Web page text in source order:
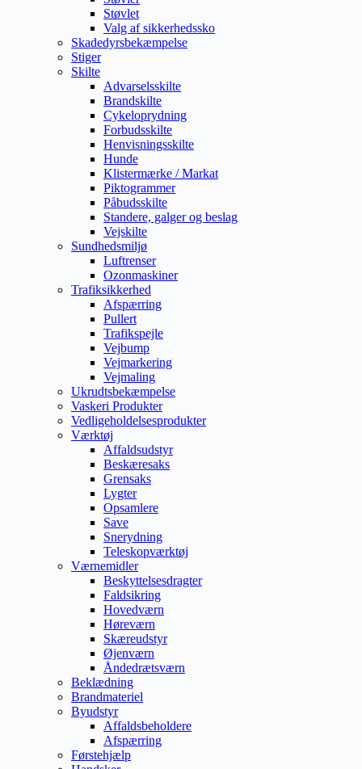
Støvlet
Valg af sikkerhedssko
Skadedyrsbekæmpelse
Stiger
Skilte
Advarselsskilte
Brandskilte
Cykeloprydning
Forbudsskilte
Henvisningsskilte
Hunde
Klistermærke / Markat
Piktogrammer
Påbudsskilte
Standere, galger og beslag
Vejskilte
Sundhedsmiljø
Luftrenser
Ozonmaskiner
Trafiksikkerhed
Afspærring
Pullert
Trafikspejle
Vejbump
Vejmarkering
Vejmaling
Ukrudtsbekæmpelse
Vaskeri Produkter
Vedligeholdelsesprodukter
Værktøj
Affaldsudstyr
Beskæresaks
Grensaks
Lygter
Opsamlere
Save
Snerydning
Teleskopværktøj
Værnemidler
Beskyttelsesdragter
Faldsikring
Hovedværn
Høreværn
Skæreudstyr
Øjenværn
Åndedrætsværn
Beklædning
Brandmateriel
Byudstyr
Affaldsbeholdere
Afspærring
Førstehjælp